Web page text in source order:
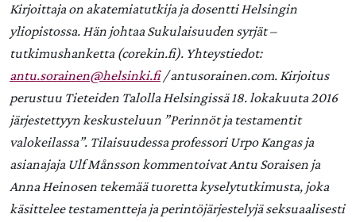
Kirjoittaja on akatemiatutkija ja dosentti Helsingin
yliopistossa. Hän johtaa Sukulaisuuden syrjät –
tutkimushanketta (corekin.fi). Yhteystiedot:
antu.sorainen@helsinki.fi/ antusorainen.com. Kirjoitus
perustuu Tieteiden Talolla Helsingissä 18. lokakuuta 2016
järjestettyyn keskusteluun ”Perinnöt ja testamentit
valokeilassa”. Tilaisuudessa professori Urpo Kangas ja
asianajaja Ulf Månsson kommentoivat Antu Soraisen ja
Anna Heinosen tekemää tuoretta kyselytutkimusta, joka
käsittelee testamentteja ja perintöjärjestelyjä seksuaalisesti